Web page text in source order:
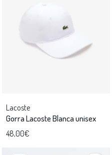
Lacoste
Gorra Lacoste Blanca unisex
48,00€